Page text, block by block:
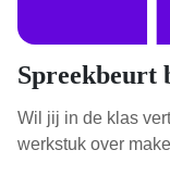
Spreekbeurt
Wil jij in de klas
werkstuk over